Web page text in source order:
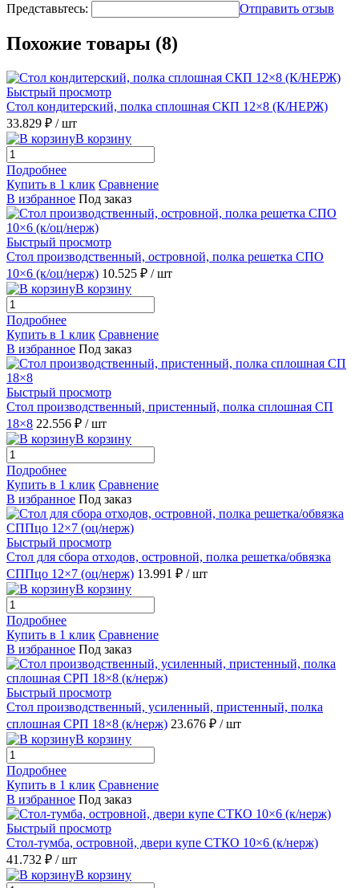
Представьтесь: Отправить отзыв
Похожие товары (8)
Быстрый просмотр
Стол кондитерский, полка сплошная СКП 12×8 (К/НЕРЖ)
33.829 ₽ / шт
В корзину
Подробнее
Купить в 1 клик Сравнение
В избранное Под заказ
Быстрый просмотр
Стол производственный, островной, полка решетка СПО
10×6 (к/оц/нерж) 10.525 ₽ / шт
В корзину
Подробнее
Купить в 1 клик Сравнение
В избранное Под заказ
Быстрый просмотр
Стол производственный, пристенный, полка сплошная СП
18×8 22.556 ₽ / шт
В корзину
Подробнее
Купить в 1 клик Сравнение
В избранное Под заказ
Быстрый просмотр
Стол для сбора отходов, островной, полка решетка/обвязка
СППцо 12×7 (оц/нерж) 13.991 ₽ / шт
В корзину
Подробнее
Купить в 1 клик Сравнение
В избранное Под заказ
Быстрый просмотр
Стол производственный, усиленный, пристенный, полка
сплошная СРП 18×8 (к/нерж) 23.676 ₽ / шт
В корзину
Подробнее
Купить в 1 клик Сравнение
В избранное Под заказ
Быстрый просмотр
Стол-тумба, островной, двери купе СТКО 10×6 (к/нерж)
41.732 ₽ / шт
В корзину